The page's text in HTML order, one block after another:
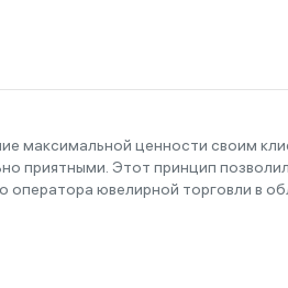
максимальной ценности своим
приятными. Этот принцип
ювелирной торговли в